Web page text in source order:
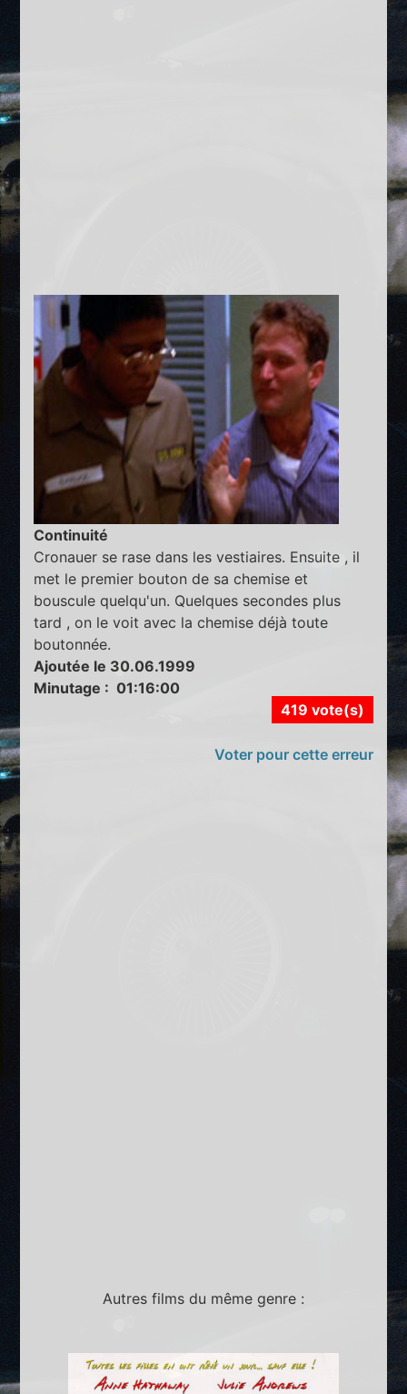
Continuité
Cronauer se rase dans les vestiaires. Ensuite , il
met le premier bouton de sa chemise et
bouscule quelqu'un. Quelques secondes plus
tard , on le voit avec la chemise déjà toute
boutonnée.
Ajoutée le 30.06.1999
Minutage : 01:16:00
419 vote(s)
Voter pour cette erreur
Autres films du même genre :